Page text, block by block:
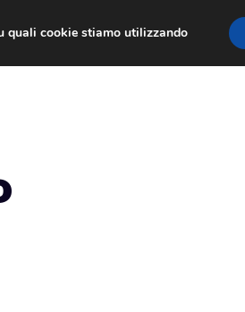
quali cookie stiamo utilizzando